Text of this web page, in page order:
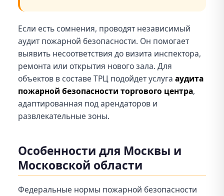
Если есть сомнения, проводят независимый
аудит пожарной безопасности. Он помогает
выявить несоответствия до визита инспектора,
ремонта или открытия нового зала. Для
объектов в составе ТРЦ подойдет услуга аудита
пожарной безопасности торгового центра,
адаптированная под арендаторов и
развлекательные зоны.
Особенности для Москвы и
Московской области
Федеральные нормы пожарной безопасности